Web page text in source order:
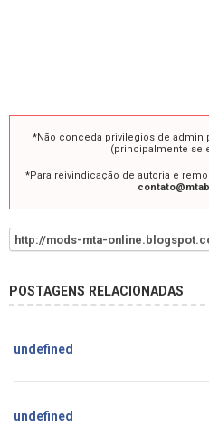
*Não conceda privilegios de admin
(principalmente se
*Para reivindicação de autoria e
http://mods-mta-
POSTAGENS RELACIONADAS
undefined
undefined